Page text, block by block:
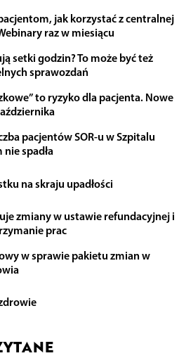
jak korzystać z centralnej
raz w miesiącu
setki godzin? To może być też
sprawozdań
to ryzyko dla pacjenta. Nowe
pacjentów SOR-u w Szpitalu
spadła
na skraju upadłości
zmiany w ustawie refundacyjnej i
prac
w sprawie pakietu zmian w